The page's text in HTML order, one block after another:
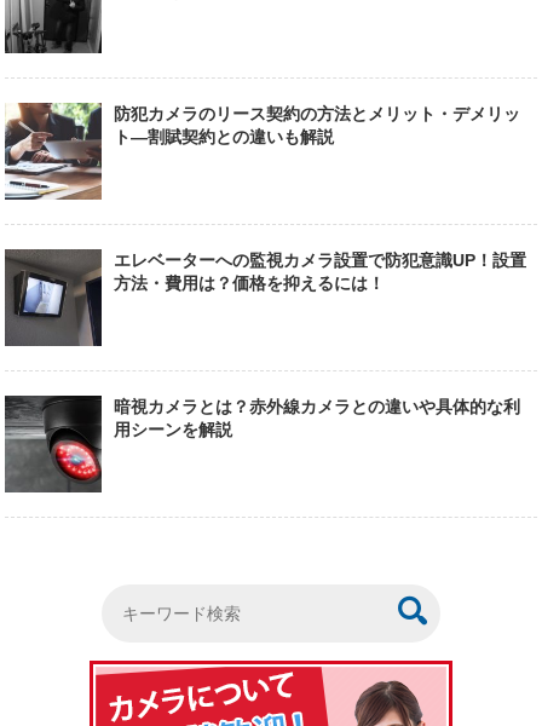
防犯カメラのリース契約の方法とメリット・デメリッ
ト—割賦契約との違いも解説
エレベーターへの監視カメラ設置で防犯意識UP！設置
方法・費用は？価格を抑えるには！
暗視カメラとは？赤外線カメラとの違いや具体的な利
用シーンを解説